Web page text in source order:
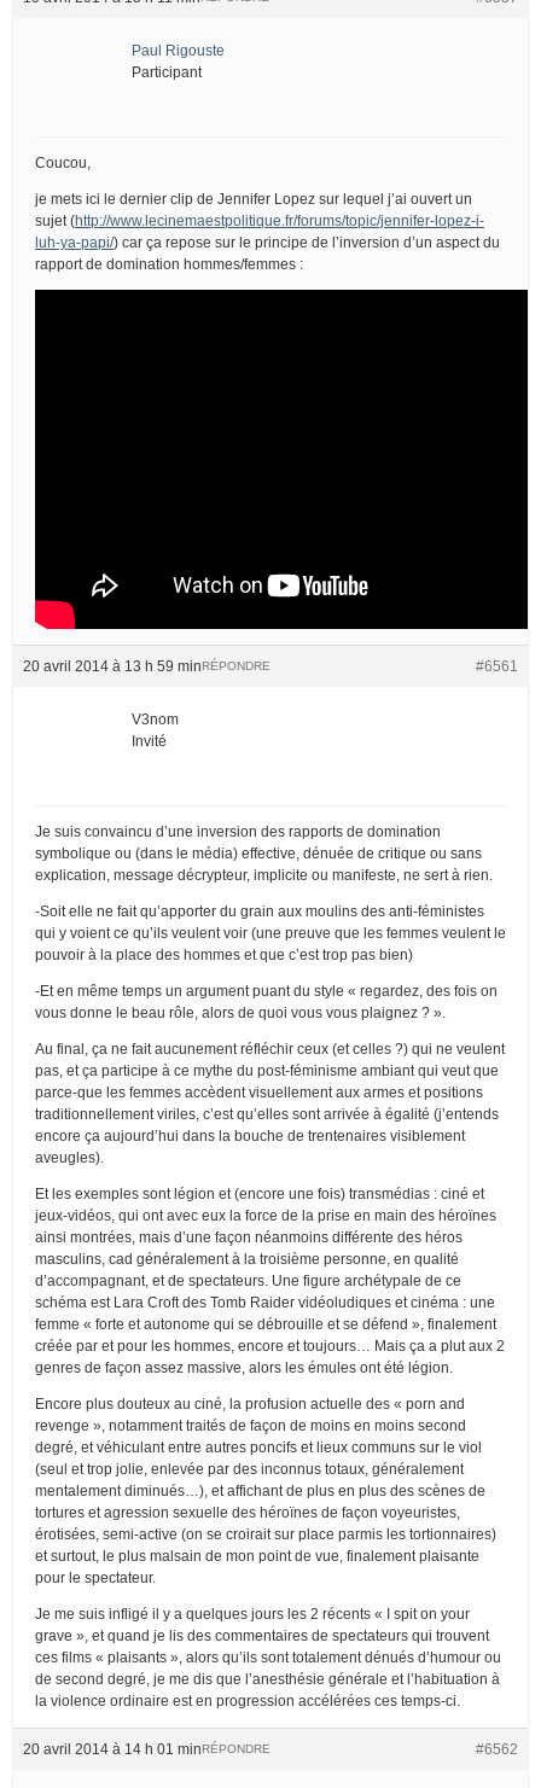
Paul Rigouste
Participant
Coucou,
je mets ici le dernier clip de Jennifer Lopez sur lequel j’ai ouvert un
sujet (http://www.lecinemaestpolitique.fr/forums/topic/jennifer-lopez-i-
luh-ya-papi/) car ça repose sur le principe de l’inversion d’un aspect du
rapport de domination hommes/femmes :
20 avril 2014 à 13 h 59 min #6561
RÉPONDRE
V3nom
Invité
Je suis convaincu d’une inversion des rapports de domination
symbolique ou (dans le média) effective, dénuée de critique ou sans
explication, message décrypteur, implicite ou manifeste, ne sert à rien.
-Soit elle ne fait qu’apporter du grain aux moulins des anti-féministes
qui y voient ce qu’ils veulent voir (une preuve que les femmes veulent le
pouvoir à la place des hommes et que c’est trop pas bien)
-Et en même temps un argument puant du style « regardez, des fois on
vous donne le beau rôle, alors de quoi vous vous plaignez ? ».
Au final, ça ne fait aucunement réfléchir ceux (et celles ?) qui ne veulent
pas, et ça participe à ce mythe du post-féminisme ambiant qui veut que
parce-que les femmes accèdent visuellement aux armes et positions
traditionnellement viriles, c’est qu’elles sont arrivée à égalité (j’entends
encore ça aujourd’hui dans la bouche de trentenaires visiblement
aveugles).
Et les exemples sont légion et (encore une fois) transmédias : ciné et
jeux-vidéos, qui ont avec eux la force de la prise en main des héroïnes
ainsi montrées, mais d’une façon néanmoins différente des héros
masculins, cad généralement à la troisième personne, en qualité
d’accompagnant, et de spectateurs. Une figure archétypale de ce
schéma est Lara Croft des Tomb Raider vidéoludiques et cinéma : une
femme « forte et autonome qui se débrouille et se défend », finalement
créée par et pour les hommes, encore et toujours… Mais ça a plut aux 2
genres de façon assez massive, alors les émules ont été légion.
Encore plus douteux au ciné, la profusion actuelle des « porn and
revenge », notamment traités de façon de moins en moins second
degré, et véhiculant entre autres poncifs et lieux communs sur le viol
(seul et trop jolie, enlevée par des inconnus totaux, généralement
mentalement diminués…), et affichant de plus en plus des scènes de
tortures et agression sexuelle des héroïnes de façon voyeuristes,
érotisées, semi-active (on se croirait sur place parmis les tortionnaires)
et surtout, le plus malsain de mon point de vue, finalement plaisante
pour le spectateur.
Je me suis infligé il y a quelques jours les 2 récents « I spit on your
grave », et quand je lis des commentaires de spectateurs qui trouvent
ces films « plaisants », alors qu’ils sont totalement dénués d’humour ou
de second degré, je me dis que l’anesthésie générale et l’habituation à
la violence ordinaire est en progression accélérées ces temps-ci.
20 avril 2014 à 14 h 01 min #6562
RÉPONDRE